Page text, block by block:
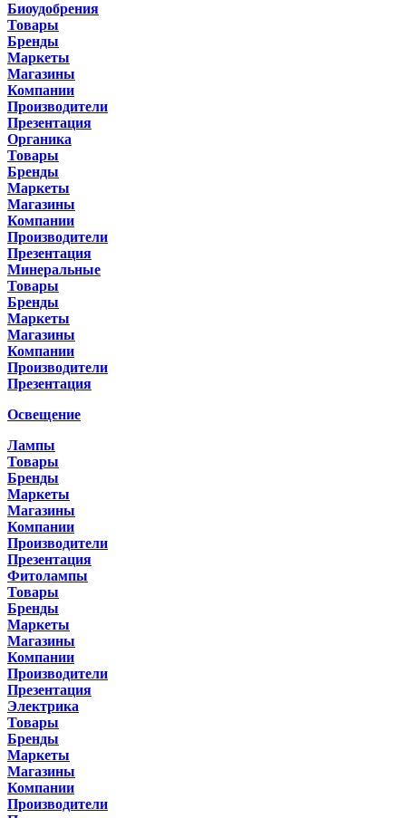
Биоудобрения
Товары
Бренды
Маркеты
Магазины
Компании
Производители
Презентация
Органика
Товары
Бренды
Маркеты
Магазины
Компании
Производители
Презентация
Минеральные
Товары
Бренды
Маркеты
Магазины
Компании
Производители
Презентация
Освещение
Лампы
Товары
Бренды
Маркеты
Магазины
Компании
Производители
Презентация
Фитолампы
Товары
Бренды
Маркеты
Магазины
Компании
Производители
Презентация
Электрика
Товары
Бренды
Маркеты
Магазины
Компании
Производители